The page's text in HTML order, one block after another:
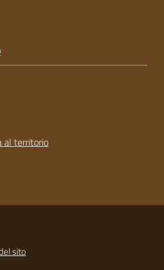
al territorio
sito